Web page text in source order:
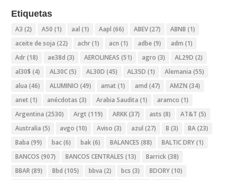
Etiquetas
A3 (2) A50 (1) aal (1) Aapl (66) ABEV(27) ABNB (1)
aceite de soja (22) achr(1) acn (1) adbe (9) adm (1)
Adr(18) ae38d (3) AEROLINEAS (51) agro (3) AL29D (2)
al30$ (4) AL30C(5) AL30D (45) AL35D (1) Alemania (55)
alua (46) ALUMINIO (49) amat (1) amd (47) AMZN (34)
anet (1) anécdotas (3) Arabia Saudita (1) aramco (1)
Argentina (2530) Argt (119) ARKK(37) asts (8) AT&T (5)
Australia (5) avgo (10) Aviso (3) azul (27) B (3) BA(23)
Baba (99) bac(6) bak(6) BALANCES (88) BALTIC DRY(1)
BANCOS (907) BANCOS CENTRALES (13) Barrick(38)
BBAR(89) Bbd (105) bbva (2) bcs (3) BDORY(10)